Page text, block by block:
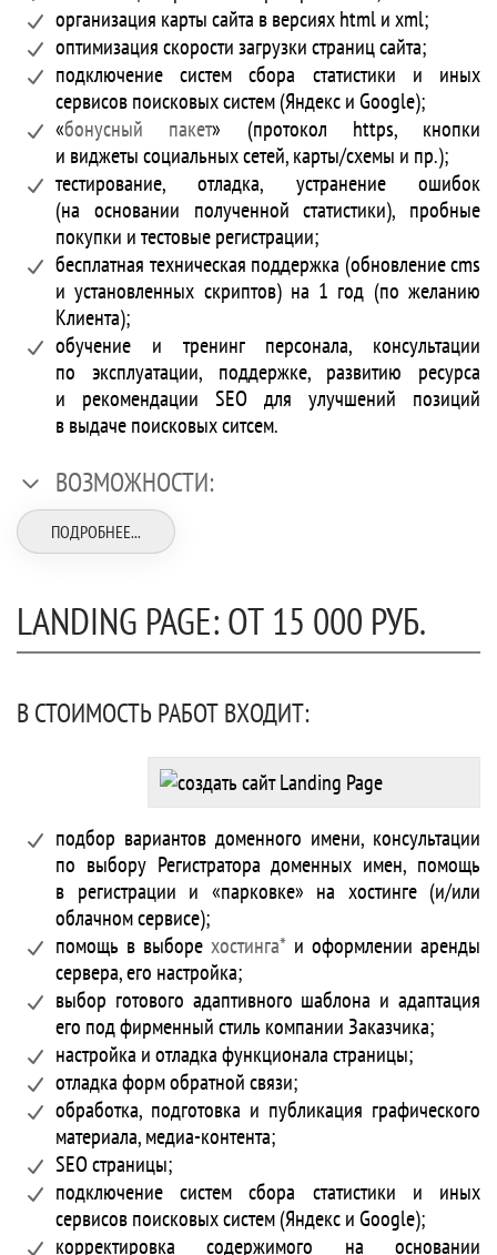
организация карты сайта в версиях html и xml;
оптимизация скорости загрузки страниц сайта;
подключение систем сбора статистики и иных
сервисов поисковых систем (Яндекс и Google);
«бонусный пакет» (протокол https, кнопки
и виджеты социальных сетей, карты/схемы и пр.);
тестирование, отладка, устранение ошибок
(на основании полученной статистики), пробные
покупки и тестовые регистрации;
бесплатная техническая поддержка (обновление cms
и установленных скриптов) на 1 год (по желанию
Клиента);
обучение и тренинг персонала, консультации
по эксплуатации, поддержке, развитию ресурса
и рекомендации SEO для улучшений позиций
в выдаче поисковых ситсем.
ВОЗМОЖНОСТИ:
ПОДРОБНЕЕ...
LANDING PAGE: ОТ 15 000 РУБ.
В СТОИМОСТЬ РАБОТ ВХОДИТ:
подбор вариантов доменного имени, консультации
по выбору Регистратора доменных имен, помощь
в регистрации и «парковке» на хостинге (и/или
облачном сервисе);
помощь в выборе хостинга* и оформлении аренды
сервера, его настройка;
выбор готового адаптивного шаблона и адаптация
его под фирменный стиль компании Заказчика;
настройка и отладка функционала страницы;
отладка форм обратной связи;
обработка, подготовка и публикация графического
материала, медиа-контента;
SEO страницы;
подключение систем сбора статистики и иных
сервисов поисковых систем (Яндекс и Google);
корректировка содержимого на основании